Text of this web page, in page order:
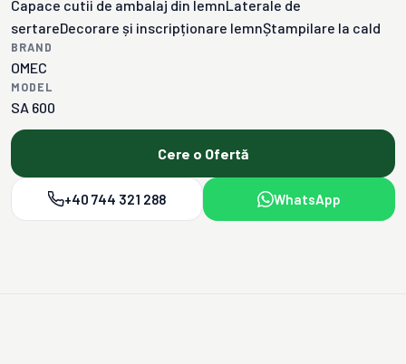
Capace cutii de ambalaj din lemnLaterale de
sertareDecorare și inscripționare lemnȘtampilare la cald
BRAND
OMEC
MODEL
SA 600
Cere o Ofertă
+40 744 321 288 WhatsApp